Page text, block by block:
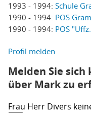
1993 - 1994: Schule
1990 - 1994: POS
1990 - 1994: POS
Profil melden
Melden Sie
über Mark zu
Frau Herr Divers